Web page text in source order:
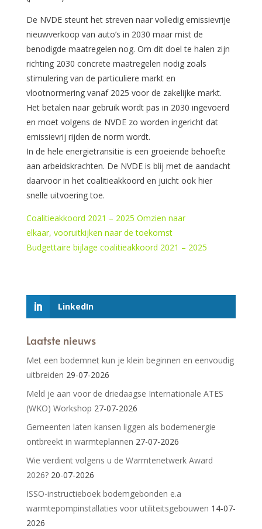
De NVDE steunt het streven naar volledig emissievrije
nieuwverkoop van auto’s in 2030 maar mist de
benodigde maatregelen nog. Om dit doel te halen zijn
richting 2030 concrete maatregelen nodig zoals
stimulering van de particuliere markt en
vlootnormering vanaf 2025 voor de zakelijke markt.
Het betalen naar gebruik wordt pas in 2030 ingevoerd
en moet volgens de NVDE zo worden ingericht dat
emissievrij rijden de norm wordt.
In de hele energietransitie is een groeiende behoefte
aan arbeidskrachten. De NVDE is blij met de aandacht
daarvoor in het coalitieakkoord en juicht ook hier
snelle uitvoering toe.
Coalitieakkoord 2021 – 2025 Omzien naar
elkaar, vooruitkijken naar de toekomst
Budgettaire bijlage coalitieakkoord 2021 – 2025
LinkedIn
Laatste nieuws
Met een bodemnet kun je klein beginnen en eenvoudig
uitbreiden 29-07-2026
Meld je aan voor de driedaagse Internationale ATES
(WKO) Workshop 27-07-2026
Gemeenten laten kansen liggen als bodemenergie
ontbreekt in warmteplannen 27-07-2026
Wie verdient volgens u de Warmtenetwerk Award
2026? 20-07-2026
ISSO-instructieboek bodemgebonden e.a
warmtepompinstallaties voor utiliteitsgebouwen 14-07-
2026